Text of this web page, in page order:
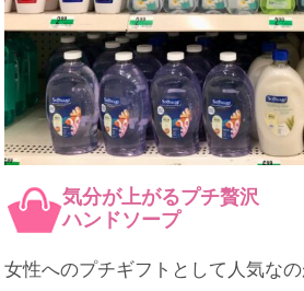
気分が上がるプチ贅沢
ハンドソープ
女性へのプチギフトとして人気な